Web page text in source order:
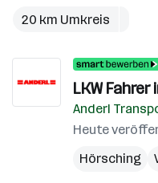
20 km Umkreis
LKW
Anderl
Heute
Hörsching